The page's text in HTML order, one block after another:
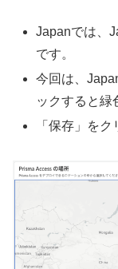
Japanでは、
です。
今回は、
ックすると緑
「保存」をク